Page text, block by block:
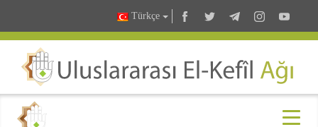
Türkçe